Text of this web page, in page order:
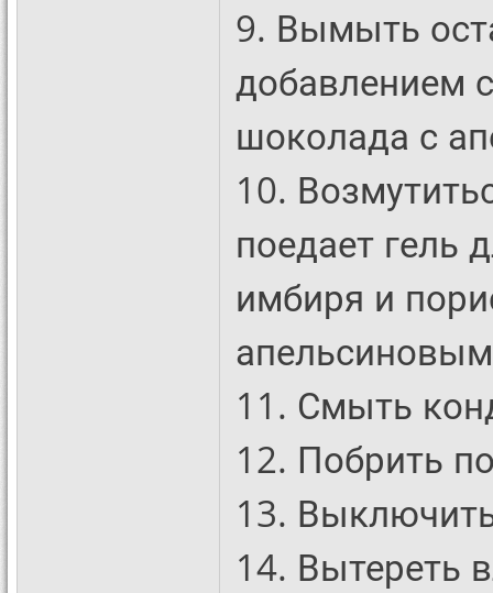
9. Вымыть
добавлением
шоколада с
10.
поедает гель
имбиря и
11. Смыть
12. Побрить
13.
14. Вытереть